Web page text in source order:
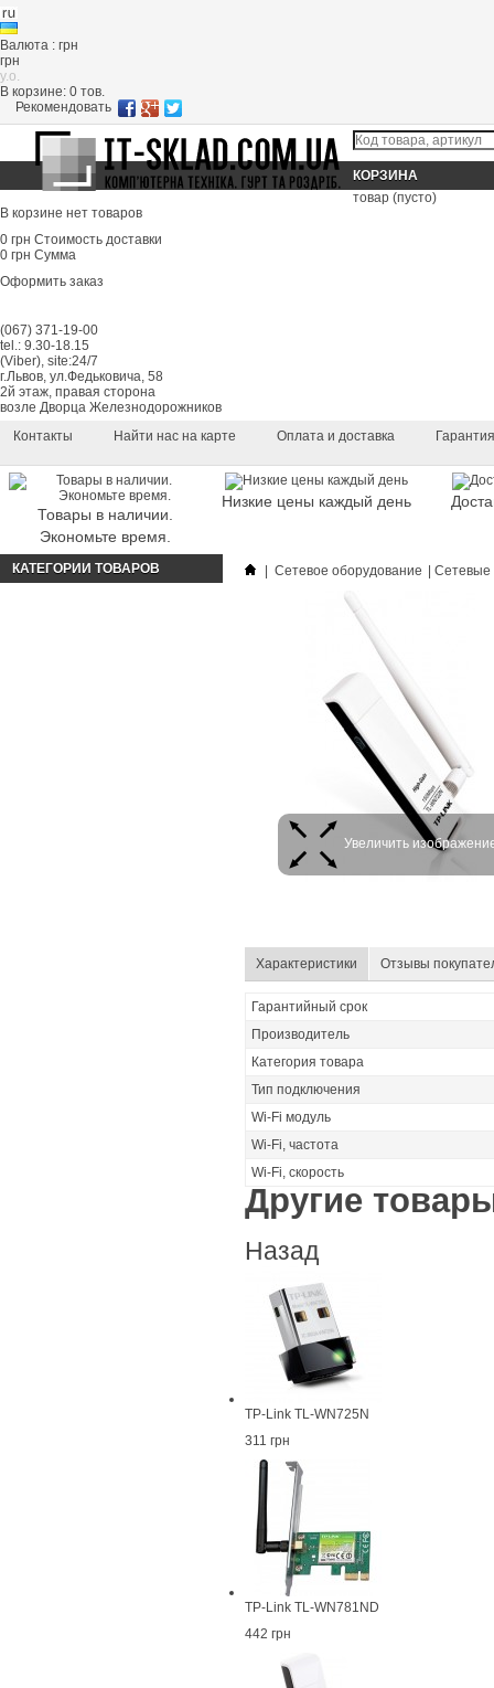
Валюта : грн
грн
y.o.
В корзине: 0 тов.
Рекомендовать
КОРЗИНА
товар (пусто)
В корзине нет товаров
0 грн Стоимость доставки
0 грн Сумма
Оформить заказ
(067) 371-19-00
tel.: 9.30-18.15
(Viber), site:24/7
г.Львов, ул.Федьковича, 58
2й этаж, правая сторона
возле Дворца Железнодорожников
Контакты
Найти нас на карте Оплата и доставка Гарантия
Товары в наличии.
Экономьте время.
Низкие цены каждый день
КАТЕГОРИИ ТОВАРОВ Сетевое оборудование Сетевые
Увеличить
Характеристики Отзывы
Гарантийный срок
Производитель
Категория товара
Тип подключения
Wi-Fi модуль
Wi-Fi, частота
Wi-Fi, скорость
Другие
Назад
TP-Link TL-WN725N
311 грн
TP-Link TL-WN781ND
442 грн